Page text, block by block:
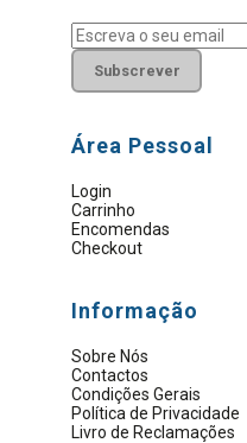
Subscrever
Área Pessoal
Login
Carrinho
Encomendas
Checkout
Informação
Sobre Nós
Contactos
Condições Gerais
Política de Privacidade
Livro de Reclamações